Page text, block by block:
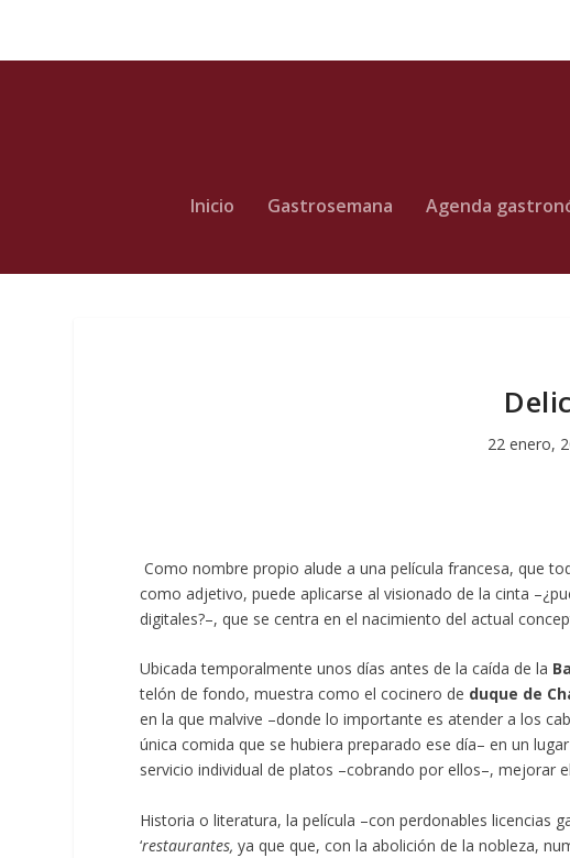
Inicio Gastrosemana Agenda
22 enero,
Como nombre propio alude a una película francesa, que
como adjetivo, puede aplicarse al visionado de la cinta
digitales?–, que se centra en el nacimiento del actual
Ubicada temporalmente unos días antes de la caída de la
telón de fondo, muestra como el cocinero de duque de
en la que malvive –donde lo importante es atender a los
única comida que se hubiera preparado ese día– en un
servicio individual de platos –cobrando por ellos–, mejorar
Historia o literatura, la película –con perdonables licencias
‘restaurantes, ya que que, con la abolición de la nobleza,